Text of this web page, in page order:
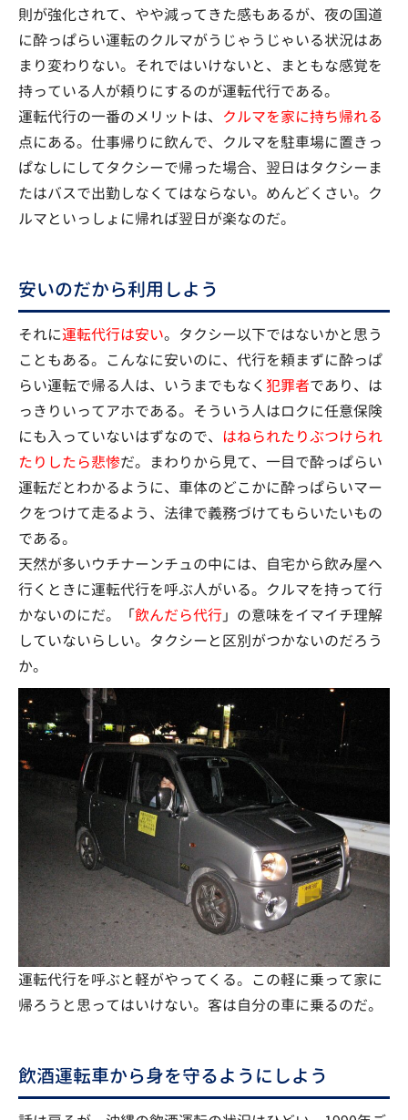
則が強化されて、やや減ってきた感もあるが、夜の国道
に酔っぱらい運転のクルマがうじゃうじゃいる状況はあ
まり変わりない。それではいけないと、まともな感覚を
持っている人が頼りにするのが運転代行である。
運転代行の一番のメリットは、 クルマを家に持ち帰れる
点にある。仕事帰りに飲んで、クルマを駐車場に置きっ
ぱなしにしてタクシーで帰った場合、翌日はタクシーま
たはバスで出勤しなくてはならない。めんどくさい。ク
ルマといっしょに帰れば翌日が楽なのだ。
安いのだから利用しよう
それに運転代行は安い。タクシー以下ではないかと思う
こともある。こんなに安いのに、代行を頼まずに酔っぱ
らい運転で帰る人は、いうまでもなく 犯罪者であり、は
っきりいってアホである。そういう人はロクに任意保険
にも入っていないはずなので、 はねられたりぶつけられ
たりしたら悲惨だ。まわりから見て、一目で酔っぱらい
運転だとわかるように、車体のどこかに酔っぱらいマー
クをつけて走るよう、法律で義務づけてもらいたいもの
である。
天然が多いウチナーンチュの中には、自宅から飲み屋へ
行くときに運転代行を呼ぶ人がいる。クルマを持って行
かないのにだ。「飲んだら代行」の意味をイマイチ理解
していないらしい。タクシーと区別がつかないのだろう
か。
運転代行を呼ぶと軽がやってくる。この軽に乗って家に
帰ろうと思ってはいけない。客は自分の車に乗るのだ。
飲酒運転車から身を守るようにしよう